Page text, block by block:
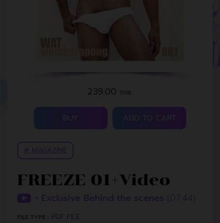
239.00 THB.
ADD TO CART
FREEZE 01+Video
FILE TYPE : PDF FILE